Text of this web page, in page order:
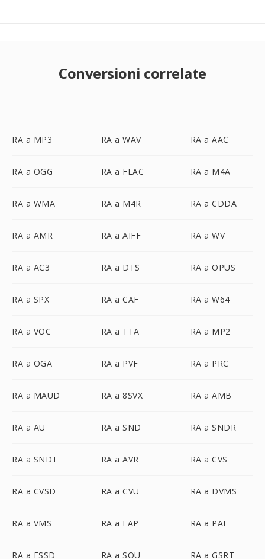
Conversioni correlate
RA a MP3 RA a WAV RA a AAC
RA a OGG RA a FLAC RA a M4A
RA a WMA RA a M4R RA a CDDA
RA a AMR RA a AIFF RA a WV
RA a AC3 RA a DTS RA a OPUS
RA a SPX RA a CAF RA a W64
RA a VOC RA a TTA RA a MP2
RA a OGA RA a PVF RA a PRC
RA a MAUD RA a 8SVX RA a AMB
RA a AU RA a SND RA a SNDR
RA a SNDT RA a AVR RA a CVS
RA a CVSD RA a CVU RA a DVMS
RA a VMS RA a FAP RA a PAF
RA a FSSD RA a SOU RA a GSRT